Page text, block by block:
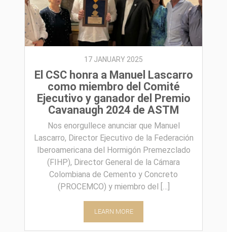
17 JANUARY 2025
El CSC honra a Manuel Lascarro
como miembro del Comité
Ejecutivo y ganador del Premio
Cavanaugh 2024 de ASTM
Nos enorgullece anunciar que Manuel
Lascarro, Director Ejecutivo de la Federación
Iberoamericana del Hormigón Premezclado
(FIHP), Director General de la Cámara
Colombiana de Cemento y Concreto
(PROCEMCO) y miembro del […]
LEARN MORE